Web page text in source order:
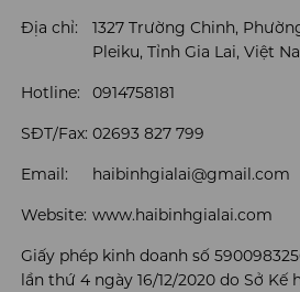
Địa chỉ:
1327 Trường Chinh,
Pleiku, Tỉnh Gia Lai, Việt
Hotline: 0914758181
SĐT/Fax: 02693 827 799
Email: haibinhgialai@gmail.com
Website: www.haibinhgialai.com
Giấy phép kinh doanh số
lần thứ 4 ngày 16/12/2020 do Sở